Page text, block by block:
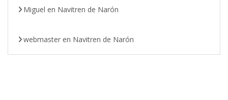
Miguel en Navitren de Narón
webmaster en Navitren de Narón